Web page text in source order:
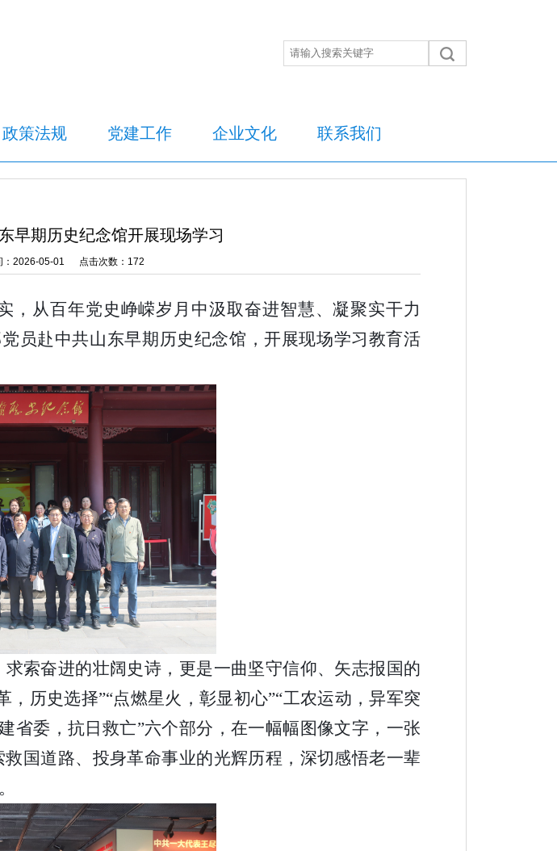
政策法规 党建工作 企业文化 联系我们
早期历史纪念馆开展现场学习
2026-05-01 点击次数： 172
，从百年党史峥嵘岁月中汲取奋进智慧、凝聚实干力
员赴中共山东早期历史纪念馆，开展现场学习教育活
索奋进的壮阔史诗，更是一曲坚守信仰、矢志报国的
，历史选择”“点燃星火，彰显初心”“工农运动，异军突
省委，抗日救亡”六个部分，在一幅幅图像文字，一张
国道路、投身革命事业的光辉历程，深切感悟老一辈